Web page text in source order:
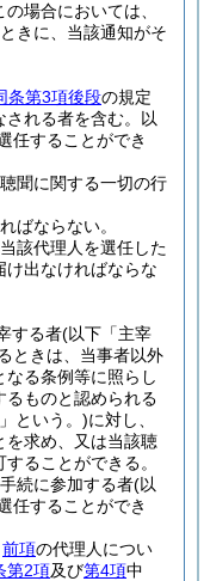
の場合においては、
きに、当該通知がそ
条第3項後段の規定
れる者を含む。以
任することができ
聞に関する一切の行
ばならない。
該代理人を選任した
け出なければならな
する者(以下「主宰
ときは、当事者以外
る条例等に照らし
るものと認められる
という。)に対し、
を求め、又は当該聴
ることができる。
続に参加する者(以
任することができ
前項の代理人につい
第2項及び第4項中